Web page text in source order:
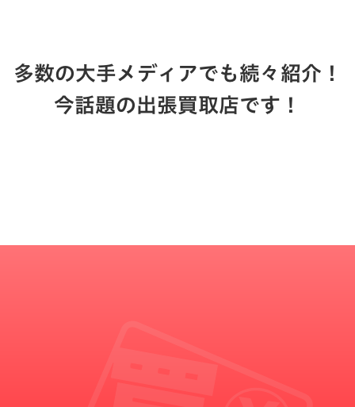
多数の大手メディアでも続々紹介！
今話題の出張買取店です！